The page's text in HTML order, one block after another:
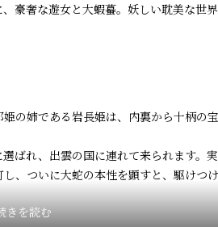
豪奢な遊女と大蝦蟇。妖しい耽美な世界
姉である岩長姫は、内裏から十柄の
れ、出雲の国に連れて来られます。
、ついに大蛇の本性を顕すと、駆けつ